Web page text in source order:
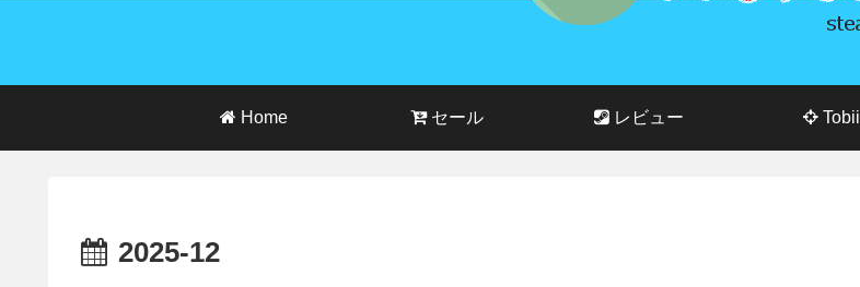
Home セール レビュー Tobii
2025-12